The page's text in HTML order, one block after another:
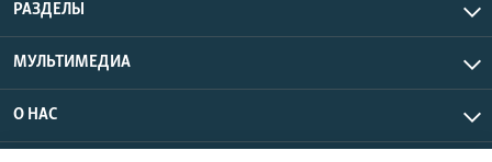
РАЗДЕЛЫ
МУЛЬТИМЕДИА
О НАС